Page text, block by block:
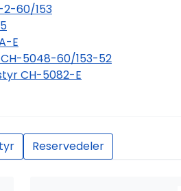
2-60/153
E
5048-60/153-52
CH-5082-E
Reservedeler